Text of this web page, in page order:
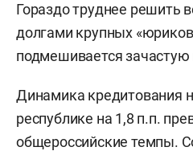
Гораздо труднее решить
долгами крупных
подмешивается зачастую
Динамика кредитования
республике на 1,8 п.п.
общероссийские темпы.